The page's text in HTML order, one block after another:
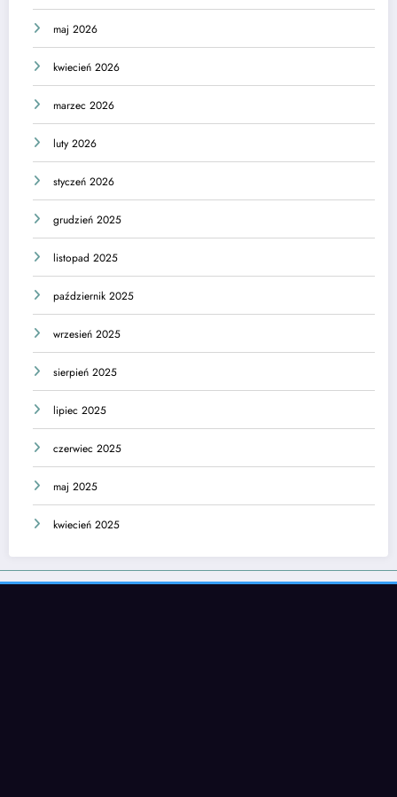
maj 2026
kwiecień 2026
marzec 2026
luty 2026
styczeń 2026
grudzień 2025
listopad 2025
październik 2025
wrzesień 2025
sierpień 2025
lipiec 2025
czerwiec 2025
maj 2025
kwiecień 2025